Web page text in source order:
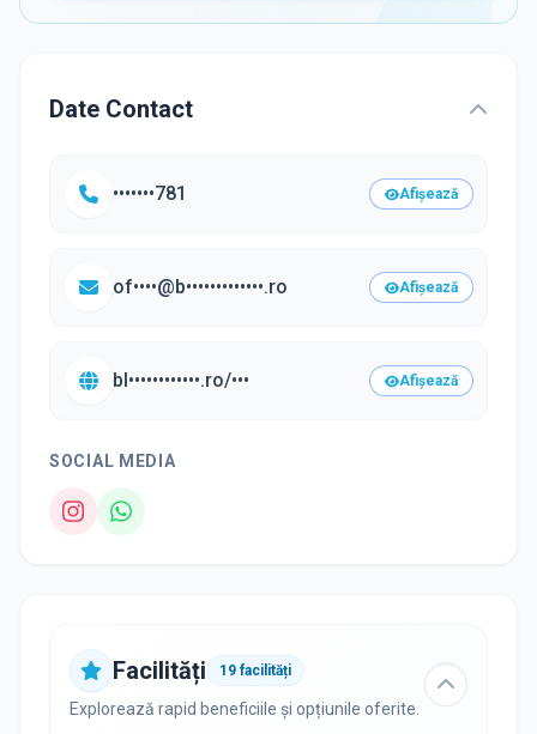
Date Contact
•••••••781 Afișează
of••••@b•••••••••••••.ro Afișează
bl••••••••••••.ro/••• Afișează
SOCIAL MEDIA
Facilități 19 facilități
Explorează rapid beneficiile și opțiunile oferite.